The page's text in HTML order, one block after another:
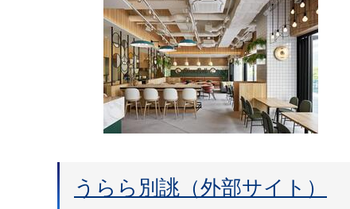
うらら別誂（外部サイト）